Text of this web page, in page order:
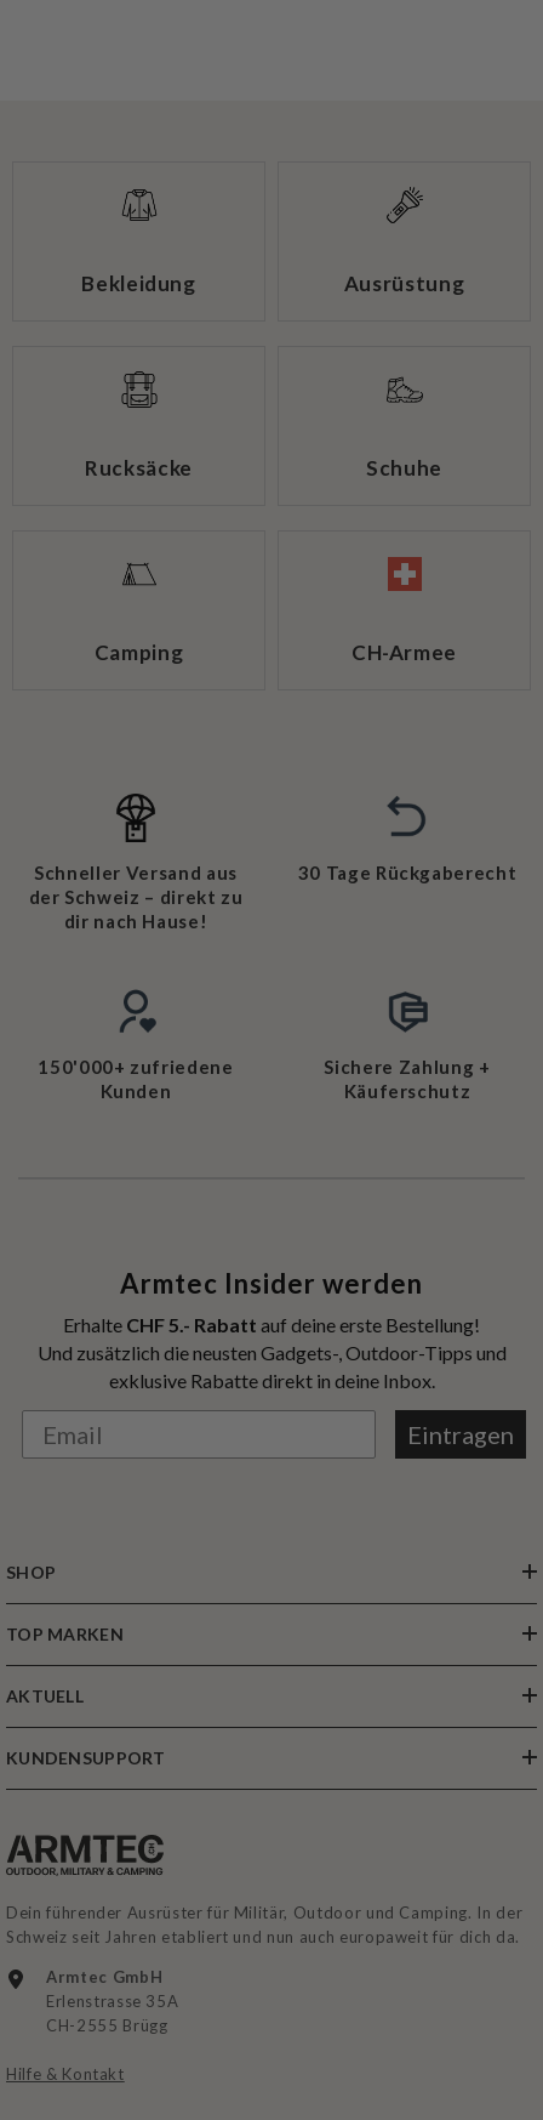
Bekleidung Ausrüstung
Rucksäcke Schuhe
Camping CH-Armee
Schneller Versand aus
der Schweiz – direkt zu
dir nach Hause!
30 Tage Rückgaberecht
150'000+ zufriedene
Kunden
Sichere Zahlung +
Käuferschutz
Armtec Insider werden
Erhalte CHF 5.- Rabatt auf deine erste Bestellung!
Und zusätzlich die neusten Gadgets-, Outdoor-Tipps und
exklusive Rabatte direkt in deine Inbox.
Eintragen
SHOP
TOP MARKEN
AKTUELL
KUNDENSUPPORT
Dein führender Ausrüster für Militär, Outdoor und Camping. In der
Schweiz seit Jahren etabliert und nun auch europaweit für dich da.
Armtec GmbH
Erlenstrasse 35A
CH-2555 Brügg
Hilfe & Kontakt